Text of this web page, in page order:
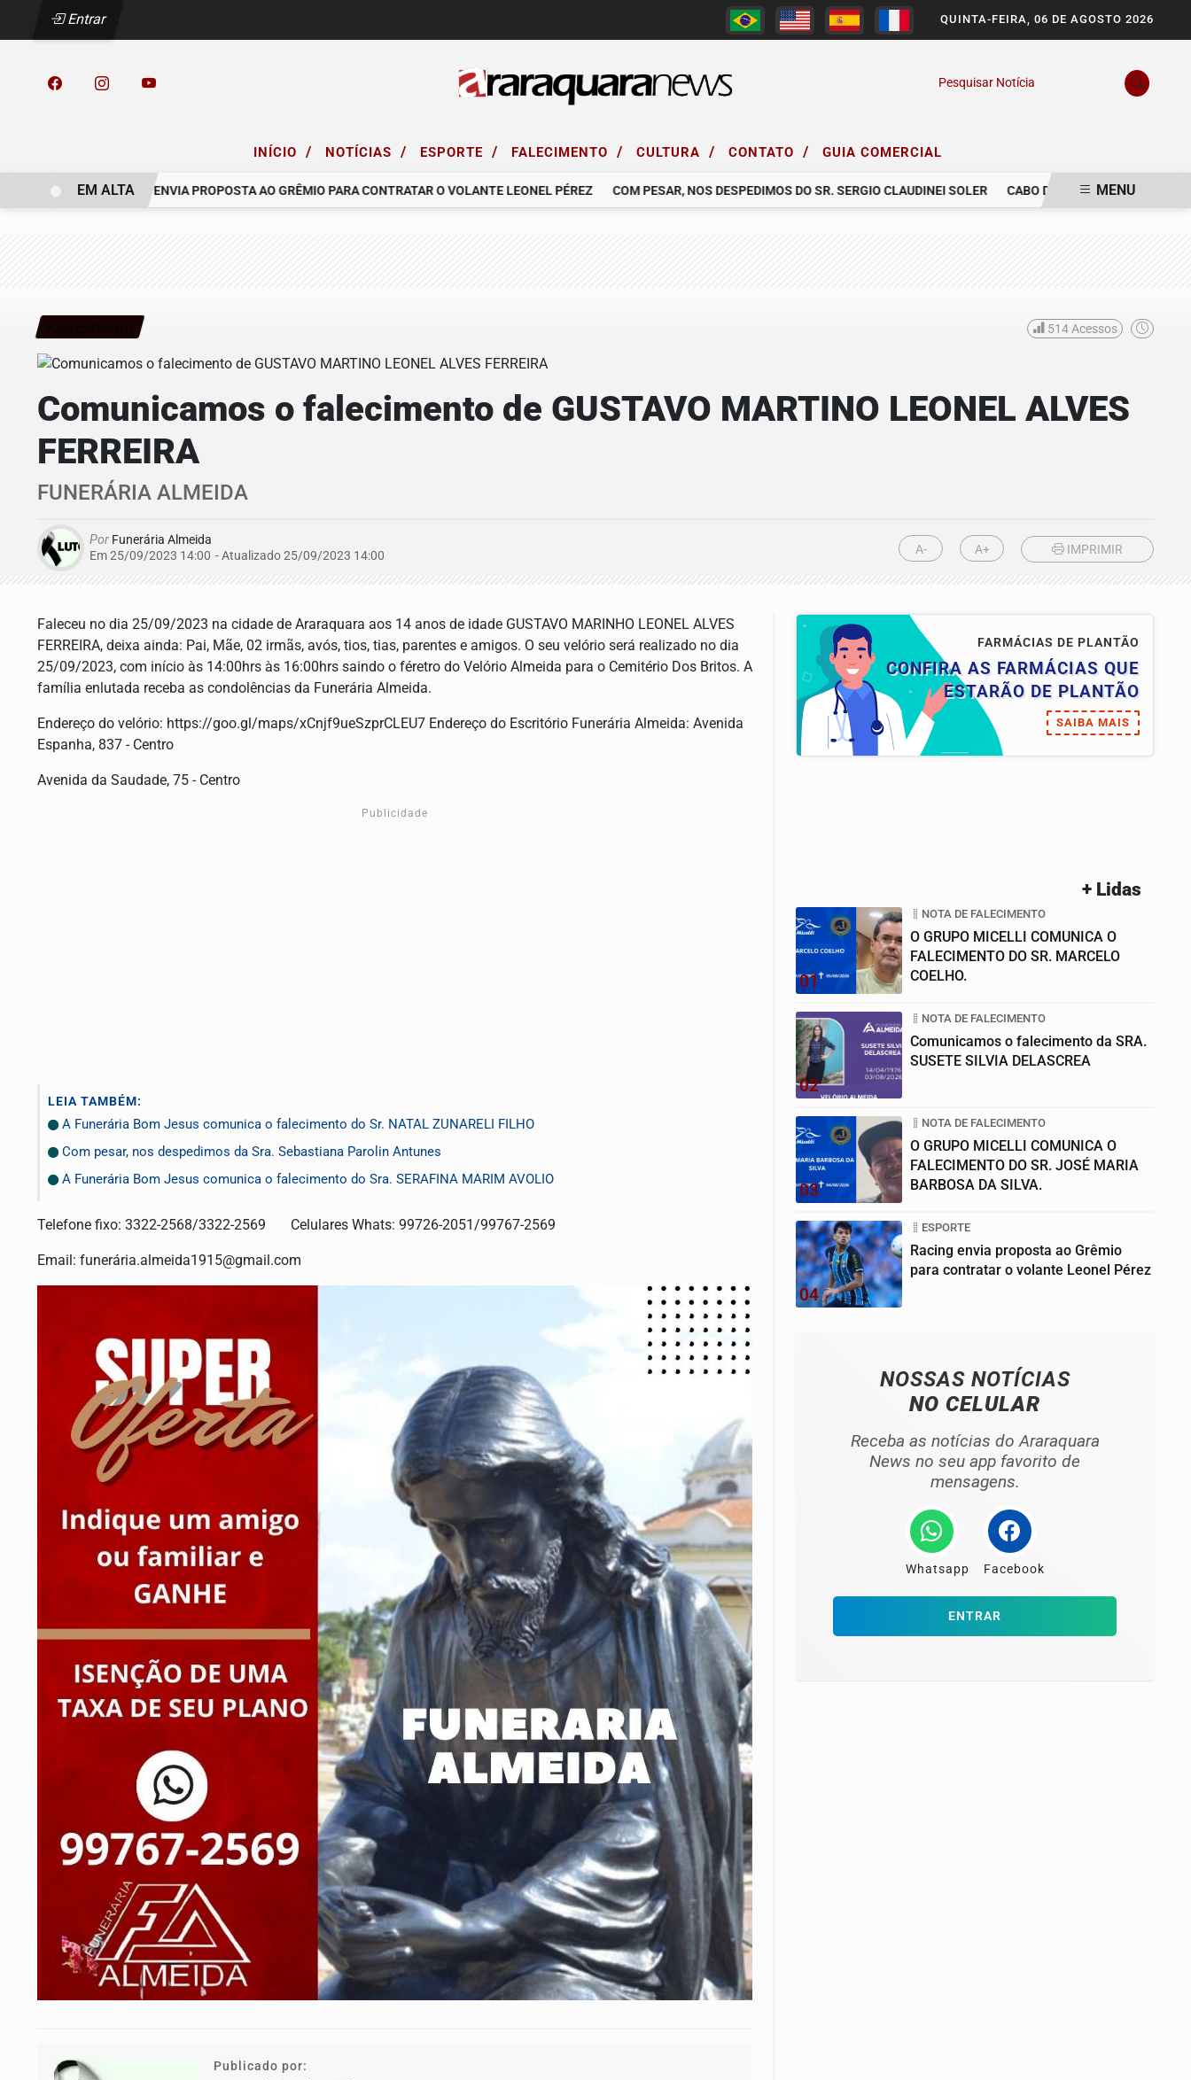
Entrar QUINTA-FEIRA, 06 DE AGOSTO 2026
Pesquisar Notícia
INÍCIO / NOTÍCIAS / ESPORTE / FALECIMENTO / CULTURA / CONTATO / GUIA COMERCIAL
COELHO. RACING ENVIA PROPOSTA AO GRÊMIO PARA CONTRATAR O VOLANTE LEONEL PÉREZ COM PESAR, NOS DESPEDIMOS DO SR. SERGIO CLAUDINEI SOLER CABO DA POLÍCIA MILITAR MORRE
EM ALTA MENU
514Acessos
Comunicamos o falecimento de GUSTAVO MARTINO LEONEL ALVES
FERREIRA
FUNERÁRIA ALMEIDA
Por Funerária Almeida
Em 25/09/2023 14:00 - Atualizado25/09/2023 14:00 A- A+ IMPRIMIR
Faleceu no dia 25/09/2023 na cidade de Araraquara aos 14 anos de idade GUSTAVO MARINHO LEONEL ALVES
FERREIRA, deixa ainda: Pai, Mãe, 02 irmãs, avós, tios, tias, parentes e amigos. O seu velório será realizado no dia
25/09/2023, com início às 14:00hrs às 16:00hrs saindo o féretro do Velório Almeida para o Cemitério Dos Britos. A
família enlutada receba as condolências da Funerária Almeida.
Endereço do velório: https://goo.gl/maps/xCnjf9ueSzprCLEU7 Endereço do Escritório Funerária Almeida: Avenida
Espanha, 837 - Centro
Avenida da Saudade, 75 - Centro
Publicidade
LEIA TAMBÉM:
A Funerária Bom Jesus comunica o falecimento do Sr. NATAL ZUNARELI FILHO
Com pesar, nos despedimos da Sra. Sebastiana Parolin Antunes
A Funerária Bom Jesus comunica o falecimento do Sra. SERAFINA MARIM AVOLIO
Telefone fixo: 3322-2568/3322-2569 Celulares Whats: 99726-2051/99767-2569
Email: funerária.almeida1915@gmail.com
Publicado por:
FARMÁCIAS DE PLANTÃO
CONFIRA AS FARMÁCIAS QUE
ESTARÃO DE PLANTÃO
SAIBA MAIS
+ Lidas
01
NOTA DE FALECIMENTO
O GRUPO MICELLI COMUNICA O
FALECIMENTO DO SR. MARCELO
COELHO.
02
NOTA DE FALECIMENTO
Comunicamos o falecimento da SRA.
SUSETE SILVIA DELASCREA
03
NOTA DE FALECIMENTO
O GRUPO MICELLI COMUNICA O
FALECIMENTO DO SR. JOSÉ MARIA
BARBOSA DA SILVA.
04
ESPORTE
Racing envia proposta ao Grêmio
para contratar o volante Leonel Pérez
NOSSAS NOTÍCIAS
NO CELULAR
Receba as notícias do Araraquara
News no seu app favorito de
mensagens.
Whatsapp Facebook
ENTRAR